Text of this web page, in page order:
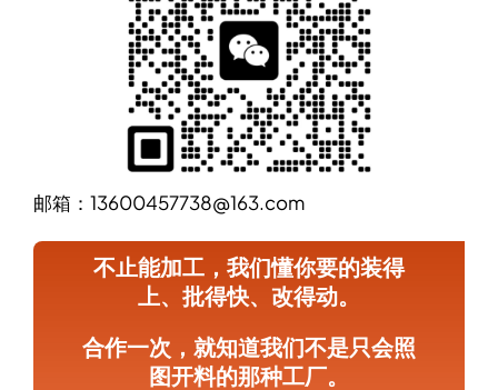
邮箱：13600457738@163.com
不止能加工，我们懂你要的装得
上、批得快、改得动。
合作一次，就知道我们不是只会照
图开料的那种工厂。